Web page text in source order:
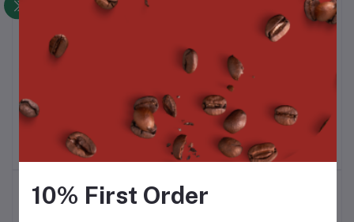
House Blend (สูตรเบลน
พิเศษโดย อ.ปอ)
฿450.00
ผงชาข้าวหอมมะลิ 500 ก.
฿280.00
สินค้าขายดี
10% First Order